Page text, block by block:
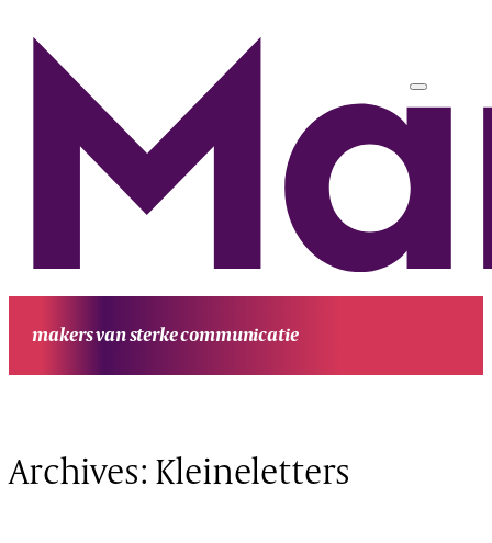
makers van sterke communicatie
Archives:Kleineletters